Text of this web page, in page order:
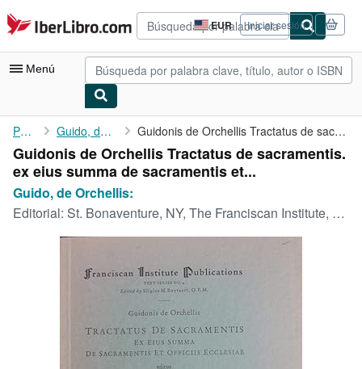
Pasar al contenido principal
IberLibro.com EUR
Preferencias
de
compra
del
Iniciar sesión
Menú
Mi cuenta
Consultar mis pedidos
Búsqueda avanzada
Colecciones
Libros antiguos
Arte y coleccionismo
Comenzar a vender
Portada Guido, de Orchellis: Guidonis de Orchellis Tractatus de sacramentis. ex eius summa de...
Guidonis de Orchellis Tractatus de sacramentis.
ex eius summa de sacramentis et...
Guido, de Orchellis:
Editorial: St. Bonaventure, NY, The Franciscan Institute, 1953